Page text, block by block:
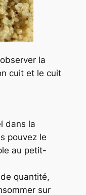
la
cuit et le cuit
dans la
pouvez le
au petit-
quantité,
sur